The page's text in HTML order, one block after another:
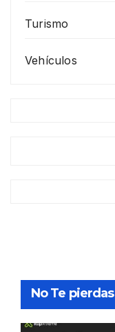
Turismo
Vehículos
No Te pierdas